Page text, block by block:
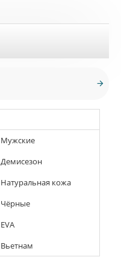
Мужские
Демисезон
Натуральная кожа
Чёрные
EVA
Вьетнам